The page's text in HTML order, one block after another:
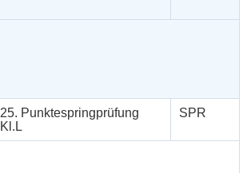
25. Punktespringprüfung
Kl.L
SPR